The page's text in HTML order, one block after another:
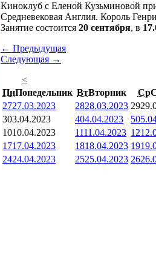
Киноклуб с Еленой Кузьминовой
Средневековая Англия. Король
Занятие состоится 20 сентября, в
← Предыдущая
Следующая →
<
ПнПонедельник ВтВторник Ср
2727.03.2023 2828.03.2023 29
303.04.2023 404.04.2023 5
1010.04.2023 1111.04.2023 12
1717.04.2023 1818.04.2023 19
2424.04.2023 2525.04.2023 26